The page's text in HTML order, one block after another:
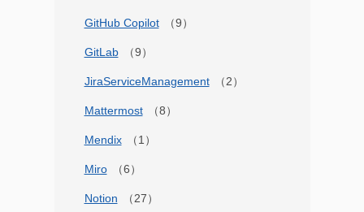
GitHub Copilot
GitLab
JiraServiceManagement
Mattermost
Mendix
Miro
Notion